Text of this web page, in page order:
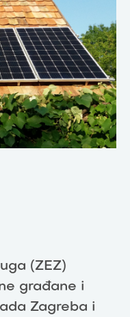
(ZEZ)
građane i
Zagreba i